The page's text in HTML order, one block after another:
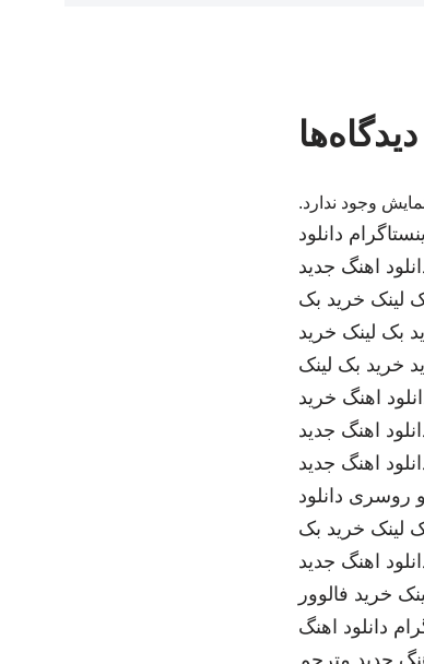
وجود ندارد.
دانلود
اهنگ جدید
لینک خرید بک
بک لینک خرید
خرید بک لینک
اهنگ خرید
اهنگ جدید
اهنگ جدید
روسری دانلود
لینک خرید بک
اهنگ جدید
خرید فالوور
دانلود اهنگ
جدید مترجم